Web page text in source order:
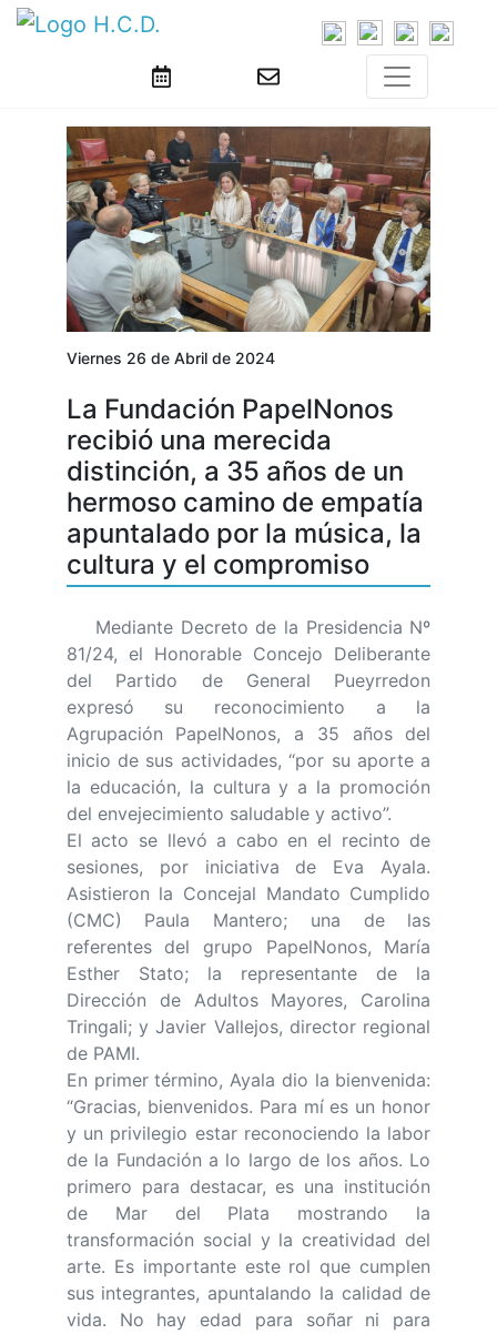
Viernes 26 de Abril de 2024
La Fundación PapelNonos
recibió una merecida
distinción, a 35 años de un
hermoso camino de empatía
apuntalado por la música, la
cultura y el compromiso
Mediante Decreto de la Presidencia Nº
81/24, el Honorable Concejo Deliberante
del Partido de General Pueyrredon
expresó su reconocimiento a la
Agrupación PapelNonos, a 35 años del
inicio de sus actividades, “por su aporte a
la educación, la cultura y a la promoción
del envejecimiento saludable y activo”.
El acto se llevó a cabo en el recinto de
sesiones, por iniciativa de Eva Ayala.
Asistieron la Concejal Mandato Cumplido
(CMC) Paula Mantero; una de las
referentes del grupo PapelNonos, María
Esther Stato; la representante de la
Dirección de Adultos Mayores, Carolina
Tringali; y Javier Vallejos, director regional
de PAMI.
En primer término, Ayala dio la bienvenida:
“Gracias, bienvenidos. Para mí es un honor
y un privilegio estar reconociendo la labor
de la Fundación a lo largo de los años. Lo
primero para destacar, es una institución
de Mar del Plata mostrando la
transformación social y la creatividad del
arte. Es importante este rol que cumplen
sus integrantes, apuntalando la calidad de
vida. No hay edad para soñar ni para